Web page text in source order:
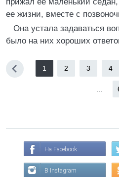
ее жизни, вместе с
Она устала задаваться
было на них хороших
1 2 3 4
На Facebook
В Instagram